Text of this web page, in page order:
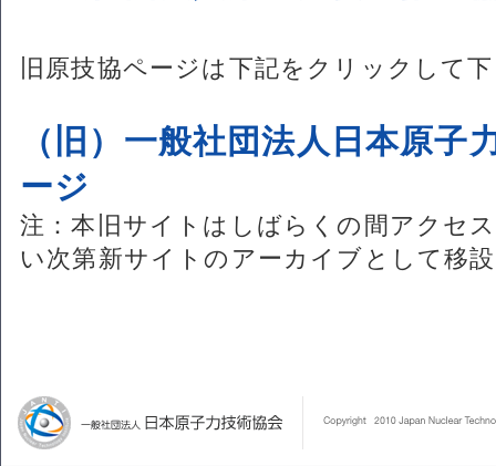
旧原技協ページは下記をクリックして
（旧）一般社団法人日本原子
ージ
注：本旧サイトはしばらくの間アクセ
い次第新サイトのアーカイブとして移